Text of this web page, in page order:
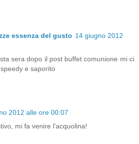
essenza del gusto 14 giugno 2012
sera dopo il post buffet comunione mi ci
e saporito
2012 alle ore 00:07
mi fa venire l'acquolina!